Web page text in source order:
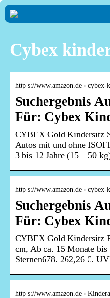
Cybex
http s://www.amazon.de ›
Suchergebnis
Für: Cybex
CYBEX Gold Kindersitz
Autos mit und ohne
3 bis 12 Jahre (15 – 50
http s://www.amazon.de ›
Suchergebnis
Für: Cybex
CYBEX Gold Kindersitz
cm, Ab ca. 15 Monate
Sternen678. 262,26 €.
http s://www.amazon.de ›